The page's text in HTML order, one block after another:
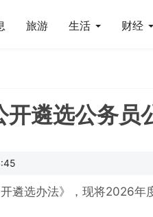
旅游 生活 财经
遴选公务员
遴选办法》，现将2026年